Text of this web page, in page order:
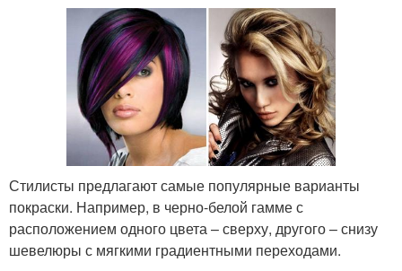
Стилисты предлагают самые популярные варианты
покраски. Например, в черно-белой гамме с
расположением одного цвета – сверху, другого – снизу
шевелюры с мягкими градиентными переходами.